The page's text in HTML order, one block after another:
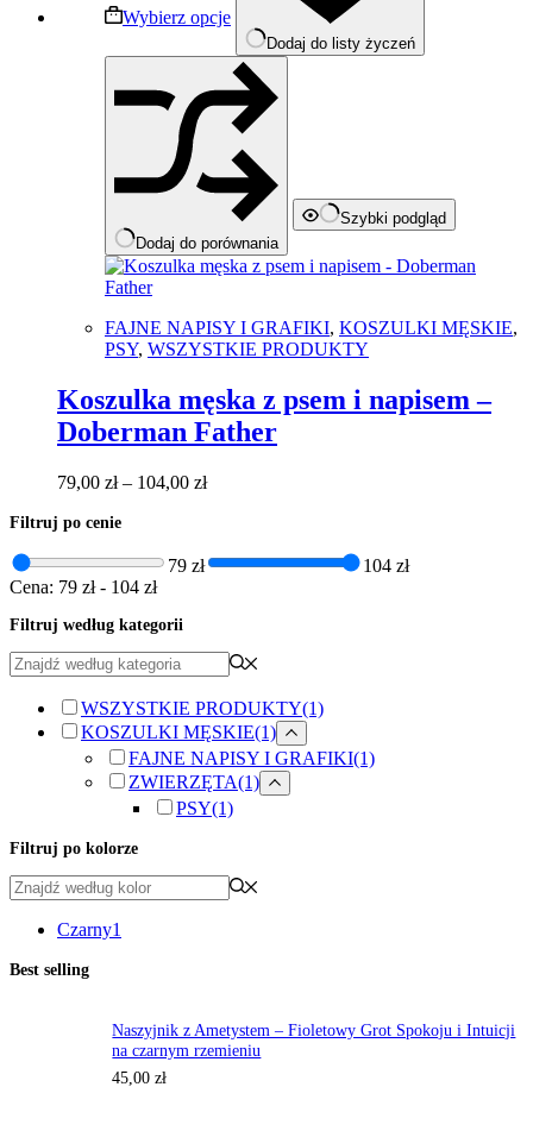
Wybierz opcje
na
stronie
produktu
Dodaj do listy życzeń
Dodaj do porównania
Szybki podgląd
FAJNE NAPISY I GRAFIKI, KOSZULKI MĘSKIE,
PSY, WSZYSTKIE PRODUKTY
Koszulka męska z psem i napisem –
Doberman Father
79,00 zł – 104,00 złZakres
do
Filtruj po cenie
79 zł
104 zł
Cena: 79 zł- 104 zł
Filtruj według kategorii
WSZYSTKIE PRODUKTY(1)
KOSZULKI MĘSKIE(1)
FAJNE NAPISY I GRAFIKI(1)
ZWIERZĘTA(1)
PSY(1)
Filtruj po kolorze
Czarny1
Best selling
Naszyjnik z Ametystem – Fioletowy Grot Spokoju i Intuicji
na czarnym rzemieniu
45,00zł